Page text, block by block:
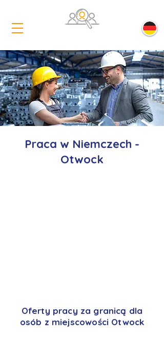
Praca w Niemczech -
Otwock
Oferty pracy za granicą dla
osób z miejscowości Otwock